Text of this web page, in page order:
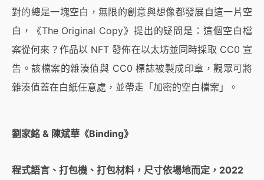
對的總是一塊空白，無限的創意與想像都發展自這一片空
白，《The Original Copy》提出的疑問是：這個空白檔
案從何來？作品以 NFT 發佈在以太坊並同時採取 CC0 宣
告。該檔案的雜湊值與 CC0 標誌被製成印章，觀眾可將
雜湊值蓋在白紙任意處，並帶走「加密的空白檔案」。
劉家銘 & 陳斌華《Binding》
程式語言、打包機、打包材料，尺寸依場地而定，2022